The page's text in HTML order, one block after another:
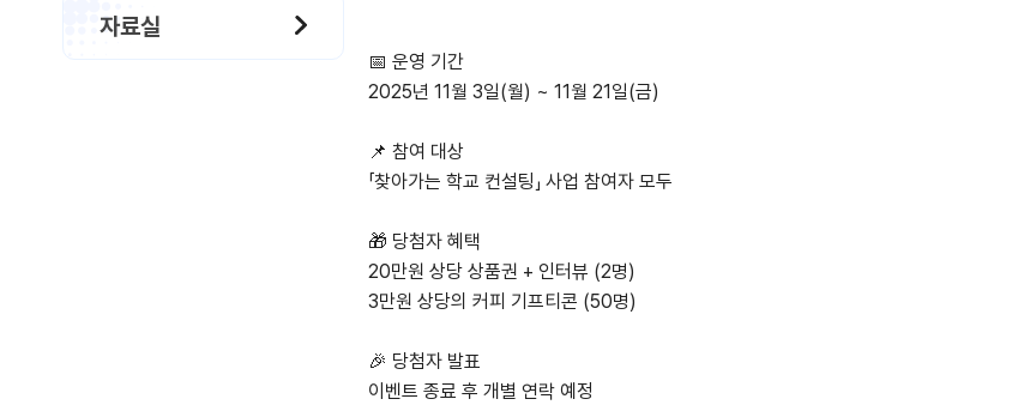
자료실
📅 운영 기간
2025년 11월 3일(월) ~ 11월 21일(금)
📌 참여 대상
「찾아가는 학교 컨설팅」 사업 참여자 모두
🎁 당첨자 혜택
20만원 상당 상품권 + 인터뷰 (2명)
3만원 상당의 커피 기프티콘 (50명)
🎉 당첨자 발표
이벤트 종료 후 개별 연락 예정